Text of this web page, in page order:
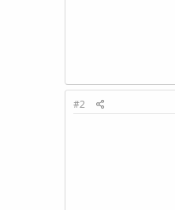
#2